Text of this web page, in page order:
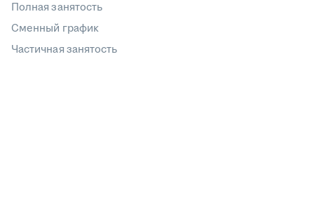
Полная занятость
Сменный график
Частичная занятость